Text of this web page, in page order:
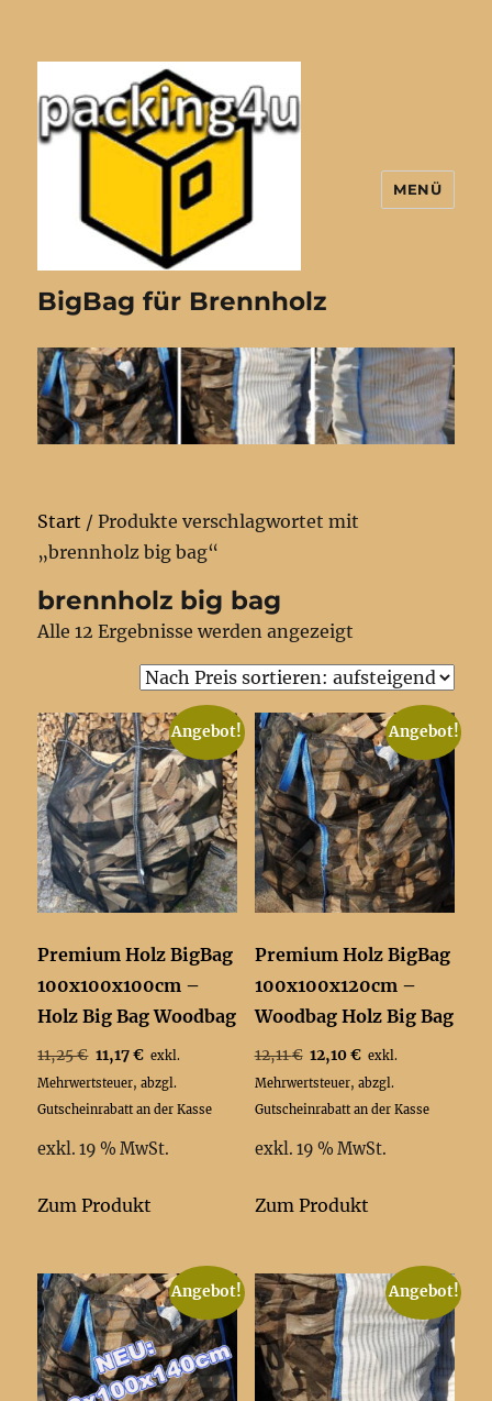
BigBag für Brennholz
MENÜ
Start / Produkte verschlagwortet mit
„brennholz big bag“
brennholz big bag
Alle 12 Ergebnisse werden angezeigt
Preis
sortiert:
aufsteigend
Angebot!
Premium Holz BigBag
100x100x100cm –
Holz Big Bag Woodbag
11,25€ Ursprünglicher
Preis
war:
11,17€ Aktueller
Preis
ist:
exkl.
Mehrwertsteuer, abzgl.
Gutscheinrabatt an der Kasse
exkl. 19 % MwSt.
Zum Produkt
Angebot!
Premium Holz BigBag
100x100x120cm –
Woodbag Holz Big Bag
12,11€ Ursprünglicher
Preis
war:
12,10€ Aktueller
Preis
ist:
exkl.
Mehrwertsteuer, abzgl.
Gutscheinrabatt an der Kasse
exkl. 19 % MwSt.
Zum Produkt
Angebot! Angebot!